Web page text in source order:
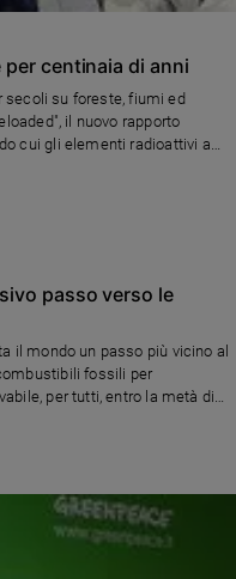
centinaia di anni
secoli su foreste, fiumi ed
il nuovo rapporto
cui gli elementi radioattivi a
passo verso le
il mondo un passo più vicino al
fossili per
per tutti, entro la metà di